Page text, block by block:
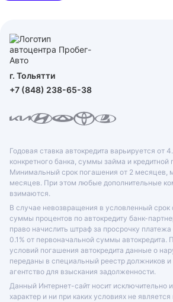
г. Тольятти
+7 (848) 238-65-38
Годовая ставка автокредита варьируется от
конкретного банка, суммы займа и
Минимальный срок погашения от 2 месяцев,
месяцев. При этом любые дополнительные
взимаются.
В случае невозвращения в условленный
суммы процентов по автокредиту банк-
право начислить штраф за просрочку
0.1% от первоначальной суммы автокредита.
условий погашения автокредита данные о
переданы в специальный реестр должников и
агентство для взыскания задолженности.
Данный Интернет-сайт носит исключительно
характер и ни при каких условиях не